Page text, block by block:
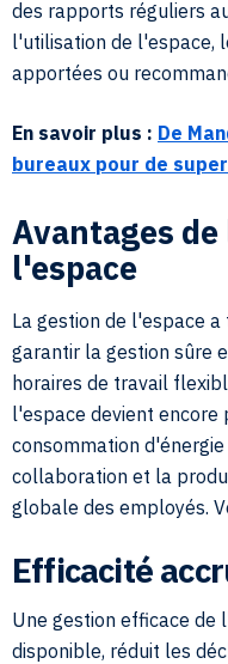
des rapports réguliers
l'utilisation de l'espace,
apportées ou
En savoir plus : De
bureaux pour de
Avantages
l'espace
La gestion de l'espace
garantir la gestion sûre
horaires de travail
l'espace devient
consommation
collaboration et la
globale des employés.
Efficacité
Une gestion efficace de
disponible, réduit les